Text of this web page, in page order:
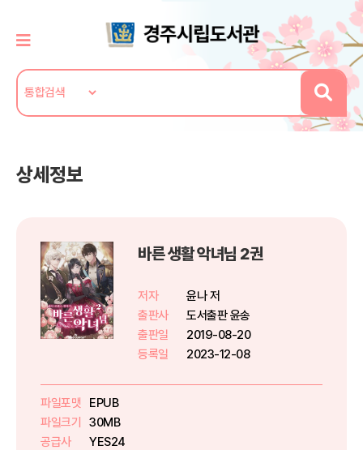
상세정보
바른 생활 악녀님 2권
저자
윤나 저
출판사
도서출판 윤송
출판일
2019-08-20
등록일
2023-12-08
파일포맷
EPUB
파일크기
30MB
공급사
YES24